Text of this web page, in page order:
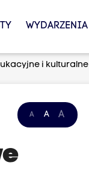
WYDARZENIA
i kulturalne
A A A